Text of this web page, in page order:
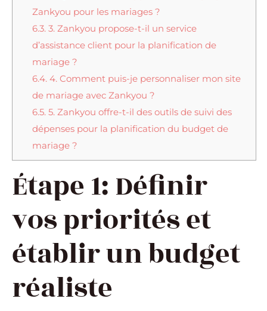
Zankyou pour les mariages ?
6.3.3. Zankyou propose-t-il un service
d’assistance client pour la planification de
mariage ?
6.4.4. Comment puis-je personnaliser mon site
de mariage avec Zankyou ?
6.5.5. Zankyou offre-t-il des outils de suivi des
dépenses pour la planification du budget de
mariage ?
Étape 1: Définir
vos priorités et
établir un budget
réaliste